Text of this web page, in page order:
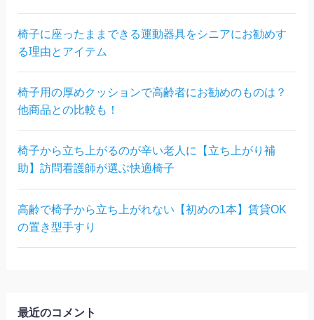
椅子に座ったままできる運動器具をシニアにお勧めす
る理由とアイテム
椅子用の厚めクッションで高齢者にお勧めのものは？
他商品との比較も！
椅子から立ち上がるのが辛い老人に【立ち上がり補
助】訪問看護師が選ぶ快適椅子
高齢で椅子から立ち上がれない【初めの1本】賃貸OK
の置き型手すり
最近のコメント